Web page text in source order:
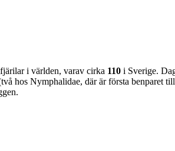
i världen, varav cirka 110 i Sverige.
hos Nymphalidae, där är första benparet